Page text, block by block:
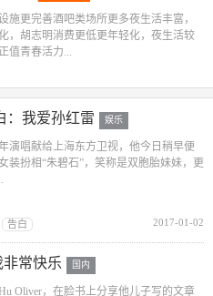
施更完善酒吧类场所更多夜生活丰富，
，胡志明消费更低更年轻化，夜生活较
值青春活力...
：我爱孙红雷 娱乐
演唱献给上海东方卫视，他今日稍早便
装扮相“朱碧石”，笑称是双胞胎妹妹，更
告白 2017-01-02
常快乐 国内
Oliver，在脸书上分享他儿子写的文章